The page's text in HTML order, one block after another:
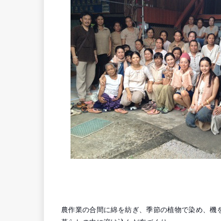
農作業の合間に綿を紡ぎ、季節の植物で染め、機